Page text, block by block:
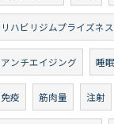
リハビリジムプライズネス
アンチエイジング 睡眠
免疫 筋肉量 注射